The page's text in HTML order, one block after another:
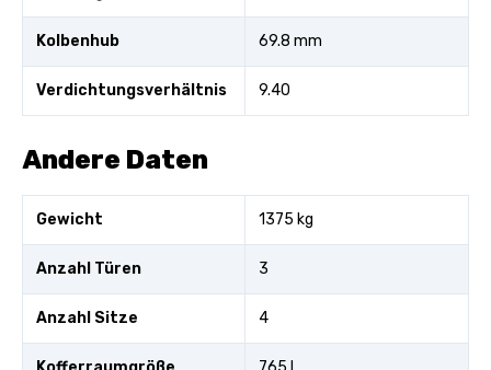
Kolbenhub 69.8 mm
Verdichtungsverhältnis 9.40
Andere Daten
Gewicht 1375 kg
Anzahl Türen 3
Anzahl Sitze 4